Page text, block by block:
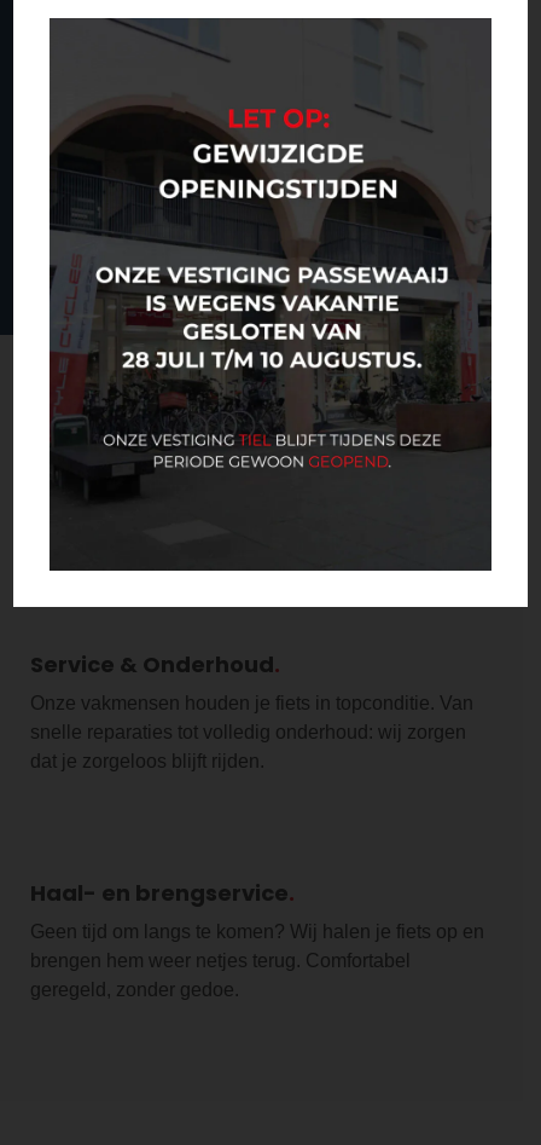
Bekijk alle reviews
Ruime keuze
Of je fietstocht nu een stukje vrijetijdsbesteding is of
Service & Onderhoud
Onze vakmensen houden je fiets in topconditie. Van
snelle reparaties tot volledig onderhoud: wij zorgen
dat je zorgeloos blijft rijden.
Haal- en brengservice
Geen tijd om langs te komen? Wij halen je fiets op en
brengen hem weer netjes terug. Comfortabel
geregeld, zonder gedoe.